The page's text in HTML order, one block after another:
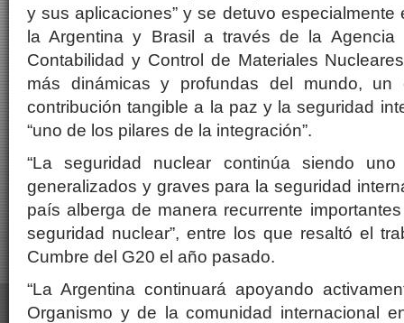
y sus aplicaciones” y se detuvo especialmente
la Argentina y Brasil a través de la Agencia
Contabilidad y Control de Materiales
más dinámicas y profundas del mundo, un
contribución tangible a la paz y la seguridad
“uno de los pilares de la integración”.
“La seguridad nuclear continúa siendo
generalizados y graves para la seguridad
país alberga de manera recurrente
seguridad nuclear”, entre los que resaltó el
Cumbre del G20 el año pasado.
“La Argentina continuará apoyando
Organismo y de la comunidad internacional